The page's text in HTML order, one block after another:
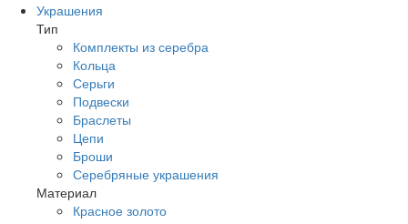
Украшения
Тип
Комплекты из серебра
Кольца
Серьги
Подвески
Браслеты
Цепи
Броши
Серебряные украшения
Материал
Красное золото